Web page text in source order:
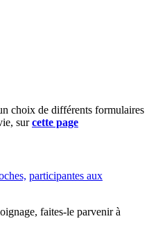
choix de différents formulaires
surcette page
participantes aux
faites-le parvenir à